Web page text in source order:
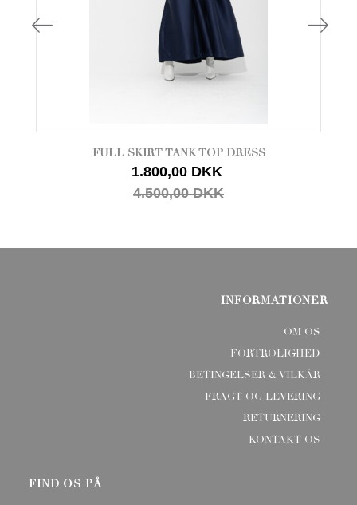
FULL SKIRT TANK TOP DRESS
1.800,00 DKK
4.500,00 DKK
INFORMATIONER
OM OS
FORTROLIGHED
BETINGELSER & VILKÅR
FRAGT OG LEVERING
RETURNERING
KONTAKT OS
FIND OS PÅ